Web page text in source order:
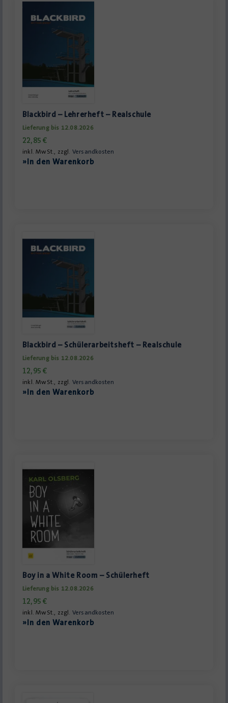
Blackbird – Lehrerheft – Realschule
Lieferung bis 12.08.2026
22,85€
inkl. MwSt., zzgl. Versandkosten
»In den Warenkorb
Blackbird – Schülerarbeitsheft – Realschule
Lieferung bis 12.08.2026
12,95€
inkl. MwSt., zzgl. Versandkosten
»In den Warenkorb
Boy in a White Room – Schülerheft
Lieferung bis 12.08.2026
12,95€
inkl. MwSt., zzgl. Versandkosten
»In den Warenkorb